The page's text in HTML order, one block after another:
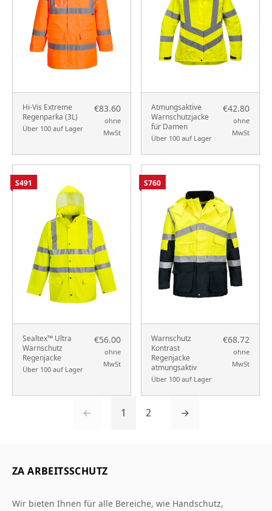
Hi-Vis Extreme
Regenparka (3L)
Über 100 auf Lager
€83.60
ohne
MwSt
Atmungsaktive
Warnschutzjacke
für Damen
Über 100 auf Lager
€42.80
ohne
MwSt
Sealtex™ Ultra
Warnschutz
Regenjacke
Über 100 auf Lager
€56.00
ohne
MwSt
S491
Warnschutz
Kontrast
Regenjacke
atmungsaktiv
Über 100 auf Lager
€68.72
ohne
MwSt
S760
← 1 2 →
ZA ARBEITSSCHUTZ
Wir bieten Ihnen für alle Bereiche, wie Handschutz,